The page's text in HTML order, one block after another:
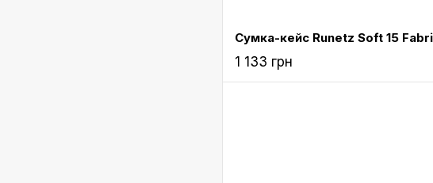
1 133 грн